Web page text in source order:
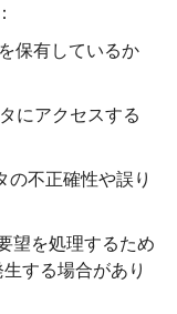
保有しているか
にアクセスする
不正確性や誤り
望を処理するため
する場合があり